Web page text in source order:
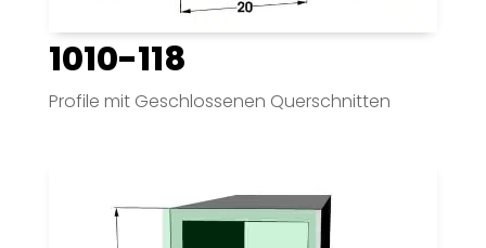
1010-118
Profile mit Geschlossenen Querschnitten